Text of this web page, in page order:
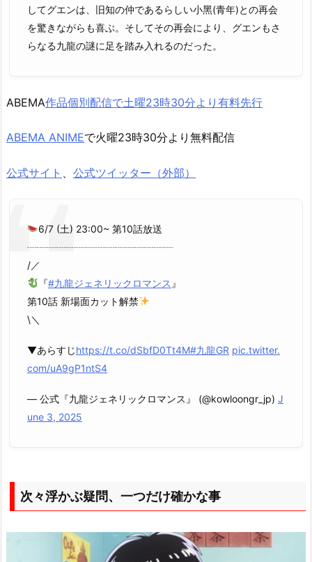
してグエンは、旧知の仲であるらしい小黑(⻘年)との再会
を驚きながらも喜ぶ。そしてその再会により、グエンもさ
らなる九龍の謎に足を踏み入れるのだった。
ABEMA作品個別配信で土曜23時30分より有料先行
ABEMA ANIMEで火曜23時30分より無料配信
公式サイト 、 公式ツイッター（外部）
6/7 (土) 23:00~ 第10話放送
┈┈┈┈┈┈┈┈┈┈┈┈┈┈┈
/／
『#九龍ジェネリックロマンス 』
第10話 新場面カット解禁
\＼
▼あらすじhttps://t.co/dSbfD0Tt4M#九龍GR pic.twitter.
com/uA9gP1ntS4
— 公式『九龍ジェネリックロマンス』 (@kowloongr_jp) J
une 3, 2025
次々浮かぶ疑問、一つだけ確かな事